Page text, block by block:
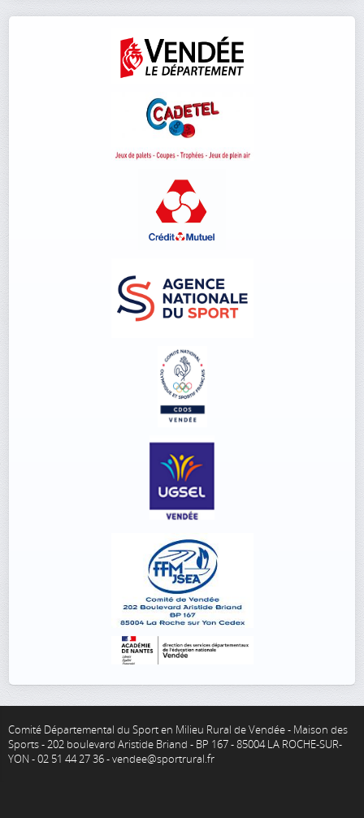
Comité Départemental du Sport en Milieu Rural de Vendée - Maison des
Sports - 202 boulevard Aristide Briand - BP 167 - 85004 LA ROCHE-SUR-
YON - 02 51 44 27 36 - vendee@sportrural.fr